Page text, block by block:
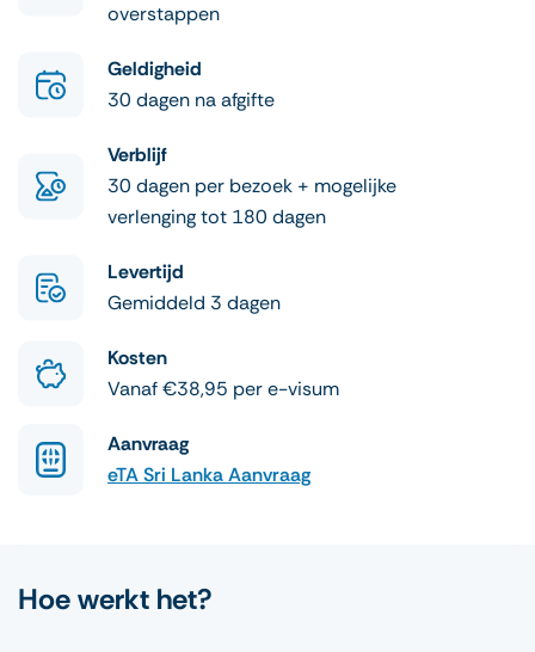
overstappen
Geldigheid
30 dagen na afgifte
Verblijf
30 dagen per bezoek + mogelijke
verlenging tot 180 dagen
Levertijd
Gemiddeld 3 dagen
Kosten
Vanaf €38,95 per e-visum
Aanvraag
eTA Sri Lanka Aanvraag
Hoe werkt het?